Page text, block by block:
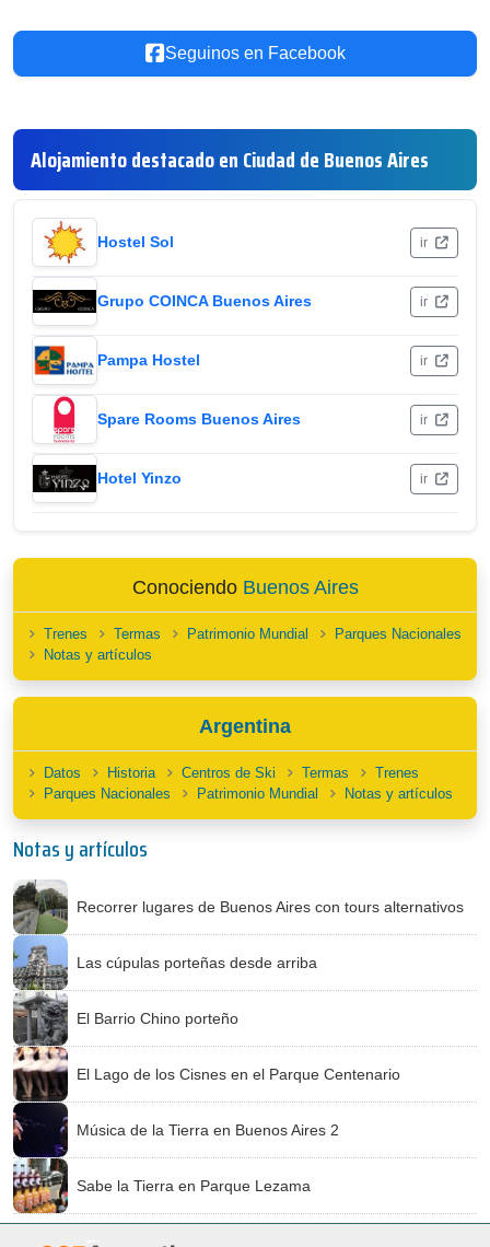
Seguinos en Facebook
Alojamiento destacado en Ciudad de Buenos Aires
Hostel Sol ir
Grupo COINCA Buenos Aires ir
Pampa Hostel ir
Spare Rooms Buenos Aires ir
Hotel Yinzo ir
Conociendo Buenos Aires
Trenes Termas Patrimonio Mundial
Parques Nacionales
Notas y artículos
Argentina
Datos Historia Centros de Ski Termas
Trenes
Parques Nacionales
Patrimonio Mundial Notas y artículos
Notas y artículos
Recorrer lugares de Buenos Aires con tours alternativos
Las cúpulas porteñas desde arriba
El Barrio Chino porteño
El Lago de los Cisnes en el Parque Centenario
Música de la Tierra en Buenos Aires 2
Sabe la Tierra en Parque Lezama